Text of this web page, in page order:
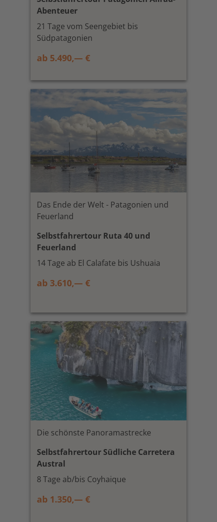
Abenteuer
21 Tage vom Seengebiet bis
Südpatagonien
ab 5.490,— €
Das Ende der Welt - Patagonien und
Feuerland
Selbstfahrertour Ruta 40 und
Feuerland
14 Tage ab El Calafate bis Ushuaia
ab 3.610,— €
Die schönste Panoramastrecke
Selbstfahrertour Südliche Carretera
Austral
8 Tage ab/bis Coyhaique
ab 1.350,— €